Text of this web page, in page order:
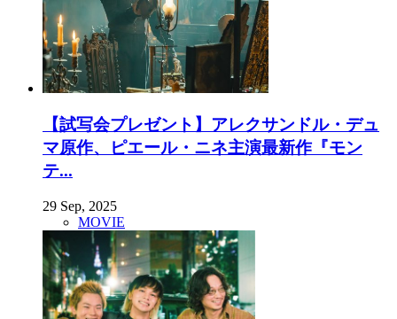
【試写会プレゼント】アレクサンドル・デュ
マ原作、ピエール・ニネ主演最新作『モン
テ...
29 Sep, 2025
MOVIE